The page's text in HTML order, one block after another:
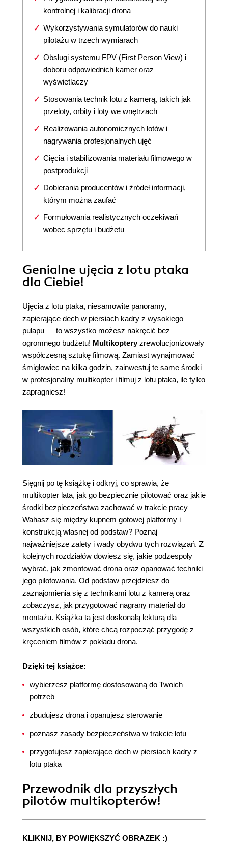
kontrolnej i kalibracji drona
Wykorzystywania symulatorów do nauki
pilotażu w trzech wymiarach
Obsługi systemu FPV (First Person View) i
doboru odpowiednich kamer oraz
wyświetlaczy
Stosowania technik lotu z kamerą, takich jak
przeloty, orbity i loty we wnętrzach
Realizowania autonomicznych lotów i
nagrywania profesjonalnych ujęć
Cięcia i stabilizowania materiału filmowego w
postprodukcji
Dobierania producentów i źródeł informacji,
którym można zaufać
Formułowania realistycznych oczekiwań
wobec sprzętu i budżetu
Genialne ujęcia z lotu ptaka
dla Ciebie!
Ujęcia z lotu ptaka, niesamowite panoramy,
zapierające dech w piersiach kadry z wysokiego
pułapu — to wszystko możesz nakręcić bez
ogromnego budżetu! Multikopteryzrewolucjonizowały
współczesną sztukę filmową. Zamiast wynajmować
śmigłowiec na kilka godzin, zainwestuj te same środki
w profesjonalny multikopter i filmuj z lotu ptaka, ile tylko
zapragniesz!
Sięgnij po tę książkę i odkryj, co sprawia, że
multikopter lata, jak go bezpiecznie pilotować oraz jakie
środki bezpieczeństwa zachować w trakcie pracy
Wahasz się między kupnem gotowej platformy i
konstrukcją własnej od podstaw? Poznaj
najważniejsze zalety i wady obydwu tych rozwiązań. Z
kolejnych rozdziałów dowiesz się, jakie podzespoły
wybrać, jak zmontować drona oraz opanować techniki
jego pilotowania. Od podstaw przejdziesz do
zaznajomienia się z technikami lotu z kamerą oraz
zobaczysz, jak przygotować nagrany materiał do
montażu. Książka ta jest doskonałą lekturą dla
wszystkich osób, które chcą rozpocząć przygodę z
kręceniem filmów z pokładu drona.
Dzięki tej książce:
wybierzesz platformę dostosowaną do Twoich
potrzeb
zbudujesz drona i opanujesz sterowanie
poznasz zasady bezpieczeństwa w trakcie lotu
przygotujesz zapierające dech w piersiach kadry z
lotu ptaka
Przewodnik dla przyszłych
pilotów multikopterów!
KLIKNIJ, BY POWIĘKSZYĆ OBRAZEK :)